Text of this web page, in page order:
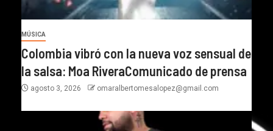
MÚSICA
Colombia vibró con la nueva voz sensual de
la salsa: Moa RiveraComunicado de prensa
agosto 3, 2026 omaralbertomesalopez@gmail.com